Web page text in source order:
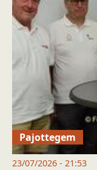
Pajottegem
23/07/2026 - 21:53